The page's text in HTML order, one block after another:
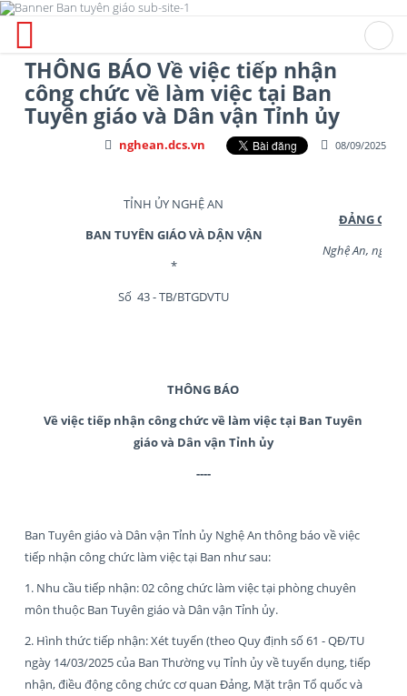
THÔNG BÁO Về việc tiếp nhận
công chức về làm việc tại Ban
Tuyên giáo và Dân vận Tỉnh ủy
08/09/2025
nghean.dcs.vn
TỈNH ỦY NGHỆ AN
BAN TUYÊN GIÁO VÀ DẬN VẬN
*
Số 43 - TB/BTGDVTU
ĐẢNG
Nghệ An, ngày
THÔNG BÁO
Về việc tiếp nhận công chức về làm việc tại Ban Tuyên
giáo và Dân vận Tỉnh ủy
----
Ban Tuyên giáo và Dân vận Tỉnh ủy Nghệ An thông báo về việc
tiếp nhận công chức làm việc tại Ban như sau:
1. Nhu cầu tiếp nhận: 02 công chức làm việc tại phòng chuyên
môn thuộc Ban Tuyên giáo và Dân vận Tỉnh ủy.
2. Hình thức tiếp nhận: Xét tuyển (theo Quy định số 61 - QĐ/TU
ngày 14/03/2025 của Ban Thường vụ Tỉnh ủy về tuyển dụng, tiếp
nhận, điều động công chức cơ quan Đảng, Mặt trận Tổ quốc và